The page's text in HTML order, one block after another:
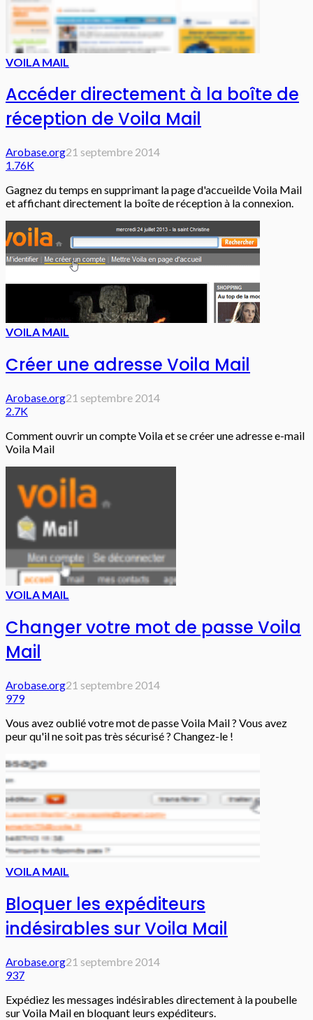
VOILA MAIL
Accéder directement à la boîte de
réception de Voila Mail
Arobase.org21 septembre 2014
1.76K
Gagnez du temps en supprimant la page d'accueilde Voila Mail
et affichant directement la boîte de réception à la connexion.
VOILA MAIL
Créer une adresse Voila Mail
Arobase.org21 septembre 2014
2.7K
Comment ouvrir un compte Voila et se créer une adresse e-mail
Voila Mail
VOILA MAIL
Changer votre mot de passe Voila
Mail
Arobase.org21 septembre 2014
979
Vous avez oublié votre mot de passe Voila Mail ? Vous avez
peur qu'il ne soit pas très sécurisé ? Changez-le !
VOILA MAIL
Bloquer les expéditeurs
indésirables sur Voila Mail
Arobase.org21 septembre 2014
937
Expédiez les messages indésirables directement à la poubelle
sur Voila Mail en bloquant leurs expéditeurs.